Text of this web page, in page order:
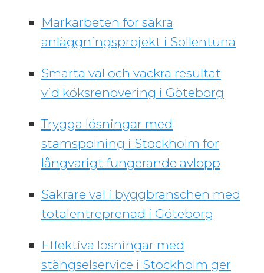
Markarbeten för säkra
anläggningsprojekt i Sollentuna
Smarta val och vackra resultat
vid köksrenovering i Göteborg
Trygga lösningar med
stamspolning i Stockholm för
långvarigt fungerande avlopp
Säkrare val i byggbranschen med
totalentreprenad i Göteborg
Effektiva lösningar med
stängselservice i Stockholm ger